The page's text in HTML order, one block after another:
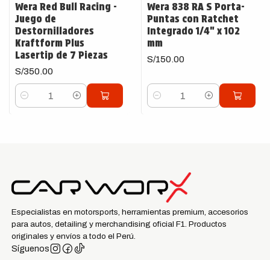
Wera Red Bull Racing -
Juego de
Destornilladores
Kraftform Plus
Lasertip de 7 Piezas
S/350.00
Cantidad
Wera 838 RA S Porta-
Puntas con Ratchet
Integrado 1/4" x 102
mm
S/150.00
Cantidad
Especialistas en motorsports, herramientas premium, accesorios
para autos, detailing y merchandising oficial F1. Productos
originales y envíos a todo el Perú.
Síguenos